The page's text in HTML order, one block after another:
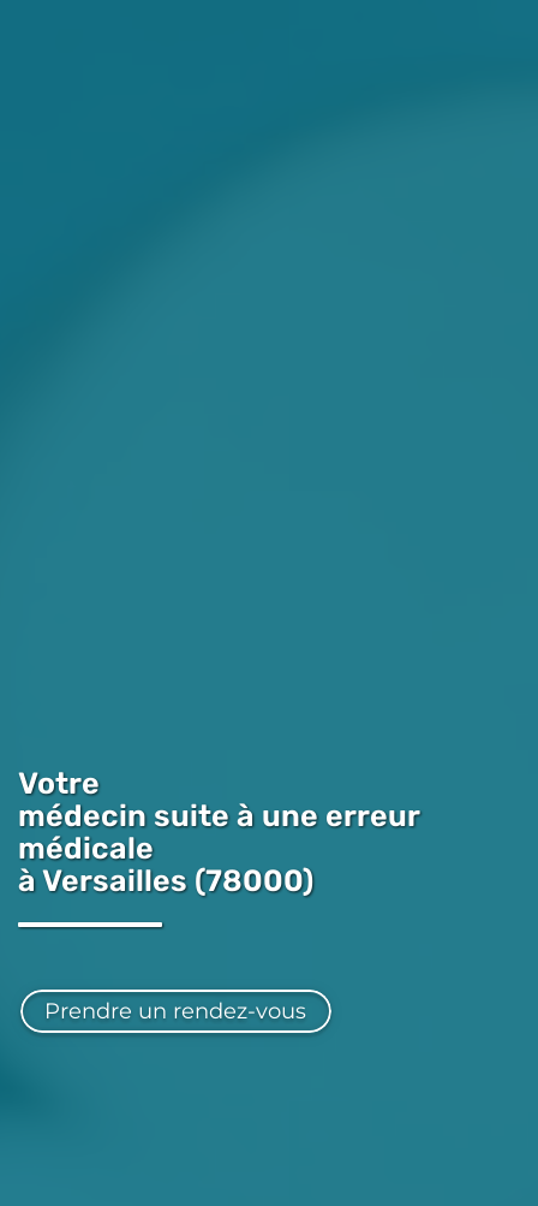
Votre
médecin suite à une erreur
médicale
à Versailles (78000)
Prendre un rendez-vous